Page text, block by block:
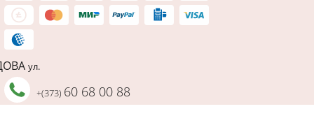
ул.
+(373) 60 68 00 88